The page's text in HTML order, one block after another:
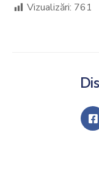
Vizualizări: 761